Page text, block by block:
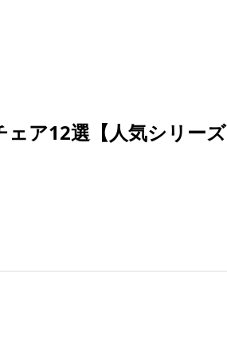
ェア12選【人気シリーズ